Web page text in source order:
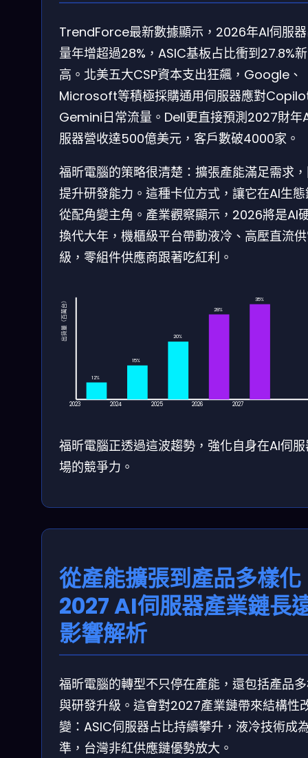
TrendForce最新數據顯示，2026年AI伺服
量年增超過28%，ASIC基板占比衝到27.8%新
高。北美五大CSP資本支出狂飆，Google、
Microsoft等積極採購通用伺服器應對
Gemini日常流量。Dell更直接預測2027財年
服器營收達500億美元，客戶數破4000家。
福昕電腦的策略很清楚：擴張產能滿足需求
提升研發能力。這種卡位方式，讓它在AI生
從配角變主角。產業觀察顯示，2026將是AI
換代大年，機櫃級平台帶動液冷、高壓直流
級，零組件供應商跟著吃紅利。
2023 2024 2025 2026 2027
出貨量（百萬台）
12%
15%
20%
28%
35%
福昕電腦正透過這波趨勢，強化自身在AI伺
場的競爭力。
從產能擴張到產品多樣化
2027 AI伺服器產業鏈長
影響解析
福昕電腦的轉型不只停在產能，還包括產品
與研發升級。這會對2027產業鏈帶來結構性
變：ASIC伺服器占比持續攀升，液冷技術成
準，台灣非紅供應鏈優勢放大。